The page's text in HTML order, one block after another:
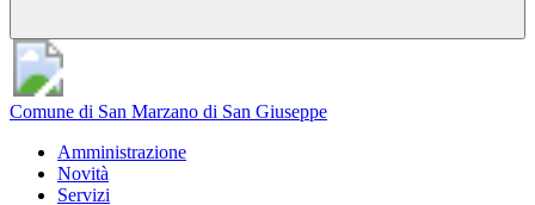
Comune di San Marzano di San Giuseppe
Amministrazione
Novità
Servizi